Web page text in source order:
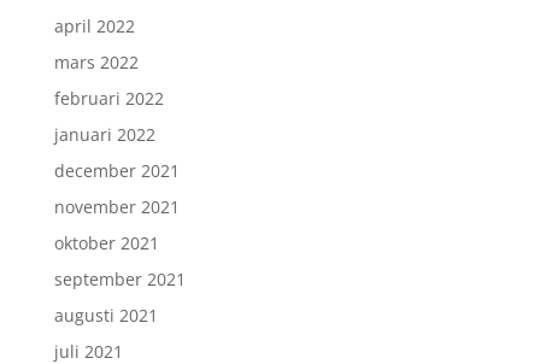
april 2022
mars 2022
februari 2022
januari 2022
december 2021
november 2021
oktober 2021
september 2021
augusti 2021
juli 2021